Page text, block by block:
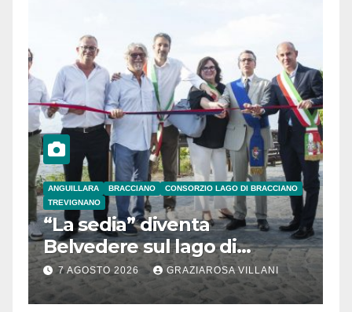
ANGUILLARA BRACCIANO
CONSORZIO LAGO DI BRACCIANO
TREVIGNANO
“La sedia” diventa
Belvedere sul lago di
Bracciano: ieri
l’inaugurazione
7 AGOSTO 2026 GRAZIAROSA VILLANI